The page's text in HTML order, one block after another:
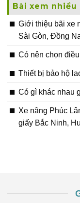
Bài xem nhiều
Giới thiệu bãi xe
Sài Gòn, Đồng
Có nên chọn
Thiết bị bảo hộ
Có gì khác nhau
Xe nâng Phúc
giấy Bắc Ninh,